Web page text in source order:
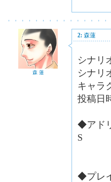
森 蓮
2: 森蓮
シナリ
シナリ
キャラ
投稿日
◆アド
S
◆プレ